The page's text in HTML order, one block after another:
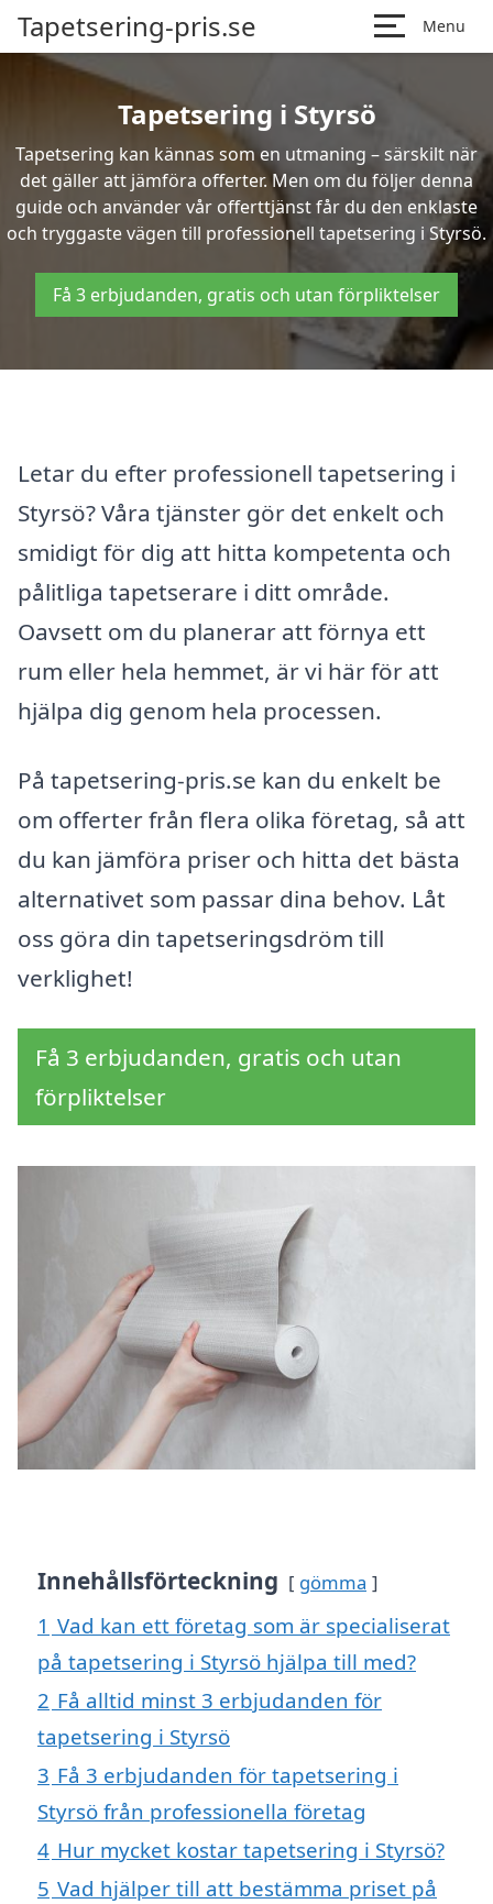
Tapetsering-pris.se Menu
Tapetsering i Styrsö
Tapetsering kan kännas som en utmaning – särskilt när
det gäller att jämföra offerter. Men om du följer denna
guide och använder vår offerttjänst får du den enklaste
och tryggaste vägen till professionell tapetsering i Styrsö.
Få 3 erbjudanden, gratis och utan förpliktelser
Letar du efter professionell tapetsering i
Styrsö? Våra tjänster gör det enkelt och
smidigt för dig att hitta kompetenta och
pålitliga tapetserare i ditt område.
Oavsett om du planerar att förnya ett
rum eller hela hemmet, är vi här för att
hjälpa dig genom hela processen.
På tapetsering-pris.se kan du enkelt be
om offerter från flera olika företag, så att
du kan jämföra priser och hitta det bästa
alternativet som passar dina behov. Låt
oss göra din tapetseringsdröm till
verklighet!
Få 3 erbjudanden, gratis och utan
förpliktelser
Innehållsförteckning gömma
1 Vad kan ett företag som är specialiserat
på tapetsering i Styrsö hjälpa till med?
2 Få alltid minst 3 erbjudanden för
tapetsering i Styrsö
3 Få 3 erbjudanden för tapetsering i
Styrsö från professionella företag
4 Hur mycket kostar tapetsering i Styrsö?
5 Vad hjälper till att bestämma priset på